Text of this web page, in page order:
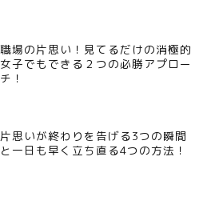
職場の片思い！見てるだけの消極的
女子でもできる２つの必勝アプロー
チ！
片思いが終わりを告げる3つの瞬間
と一日も早く立ち直る4つの方法！